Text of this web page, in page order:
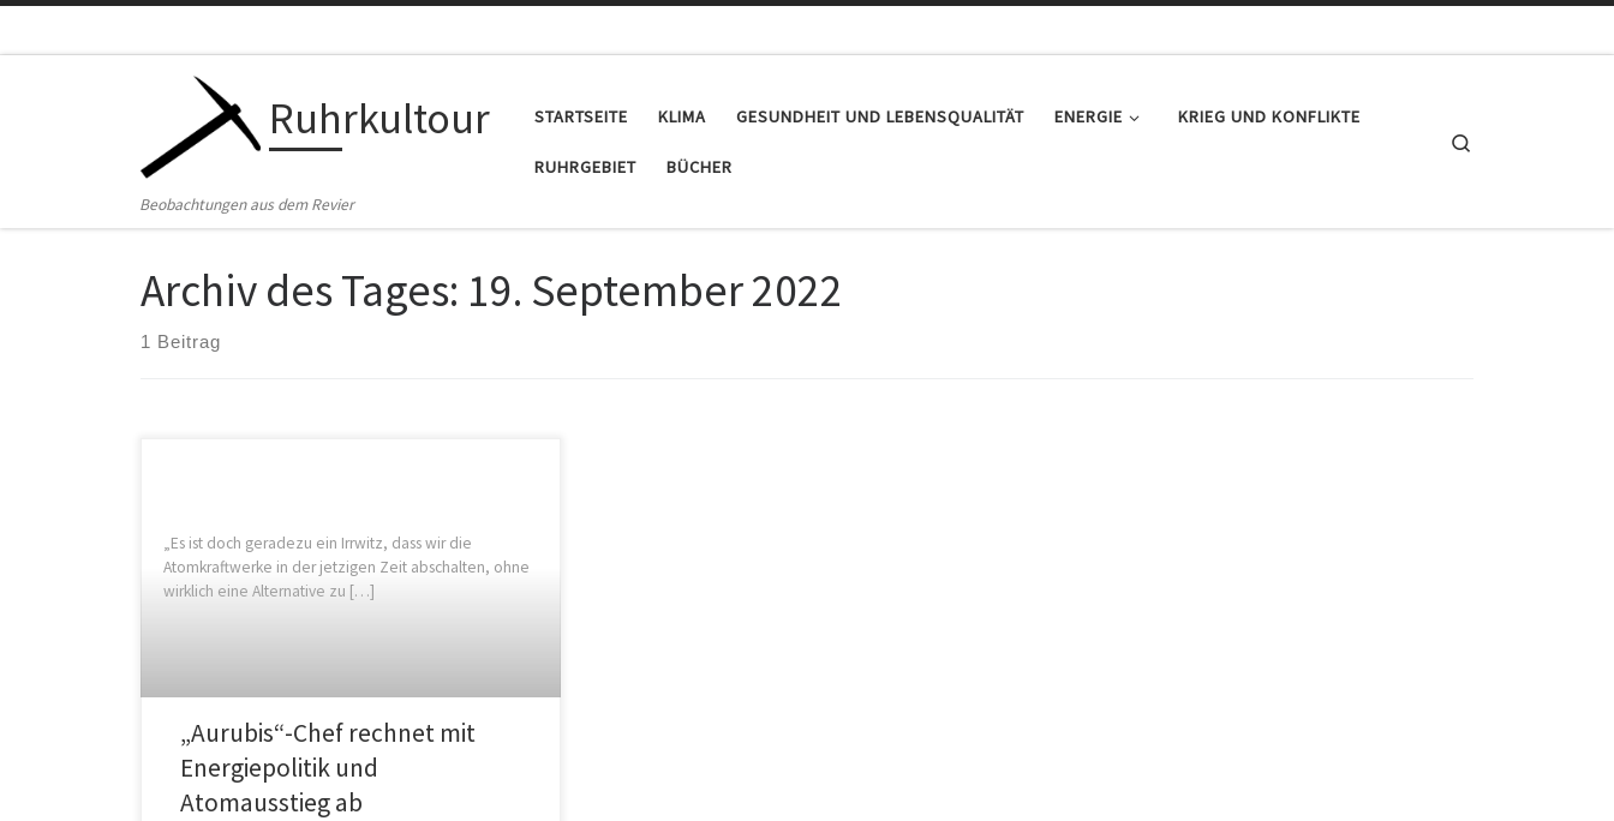
Ruhrkultour
Beobachtungen aus dem Revier
STARTSEITE KLIMA GESUNDHEIT UND LEBENSQUALITÄT ENERGIE KRIEG UND KONFLIKTE
RUHRGEBIET BÜCHER
Archiv des Tages: 19. September 2022
1 Beitrag
„Es ist doch geradezu ein Irrwitz, dass wir die
Atomkraftwerke in der jetzigen Zeit abschalten, ohne
wirklich eine Alternative zu […]
„Aurubis“-Chef rechnet mit
Energiepolitik und
Atomausstieg ab